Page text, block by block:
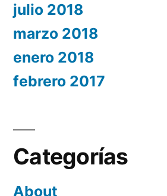
julio 2018
marzo 2018
enero 2018
febrero 2017
Categorías
About